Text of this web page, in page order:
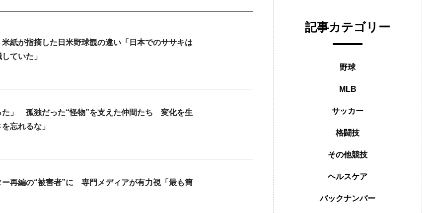
紙が指摘した日米野球観の違い「日本でのササキは
ていた」
た」 孤独だった“怪物”を支えた仲間たち 変化を生
忘れるな」
再編の“被害者”に 専門メディアが有力視「最も簡
記事カテゴリー
野球
MLB
サッカー
格闘技
その他競技
ヘルスケア
バックナンバー